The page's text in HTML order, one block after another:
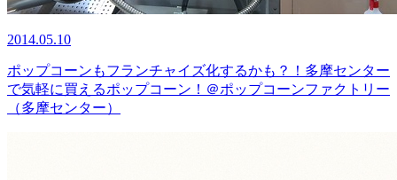
2014.05.10
ポップコーンもフランチャイズ化するかも？！多摩センター
で気軽に買えるポップコーン！＠ポップコーンファクトリー
（多摩センター）